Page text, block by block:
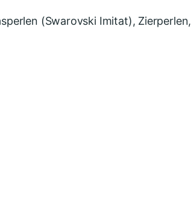
(Swarovski Imitat), Zierperlen,